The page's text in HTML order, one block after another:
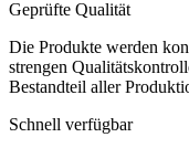
Geprüfte Qualität
Die Produkte werden
strengen
Bestandteil aller
Schnell verfügbar